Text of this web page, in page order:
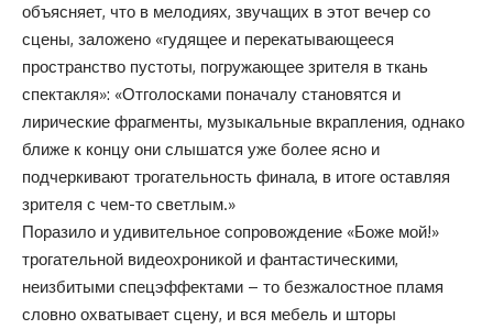
объясняет, что в мелодиях, звучащих в этот вечер со
сцены, заложено «гудящее и перекатывающееся
пространство пустоты, погружающее зрителя в ткань
спектакля»: «Отголосками поначалу становятся и
лирические фрагменты, музыкальные вкрапления, однако
ближе к концу они слышатся уже более ясно и
подчеркивают трогательность финала, в итоге оставляя
зрителя с чем-то светлым.»
Поразило и удивительное сопровождение «Боже мой!»
трогательной видеохроникой и фантастическими,
неизбитыми спецэффектами – то безжалостное пламя
словно охватывает сцену, и вся мебель и шторы